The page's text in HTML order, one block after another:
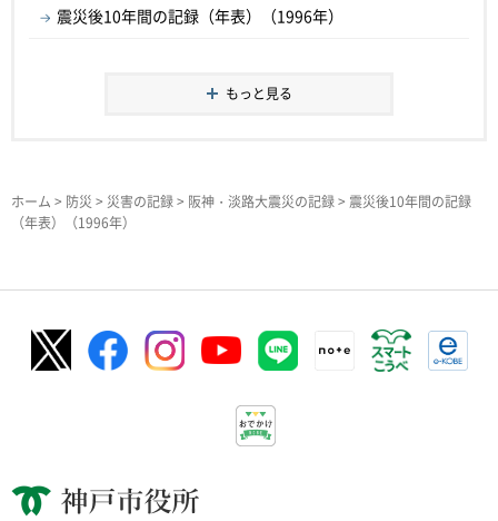
震災後10年間の記録（年表）（1996年）
もっと見る
ホーム > 防災 > 災害の記録> 阪神・淡路大震災の記録> 震災後10年間の記録
（年表）（1996年）